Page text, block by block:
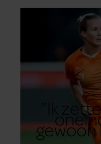
”Ik
gewoon